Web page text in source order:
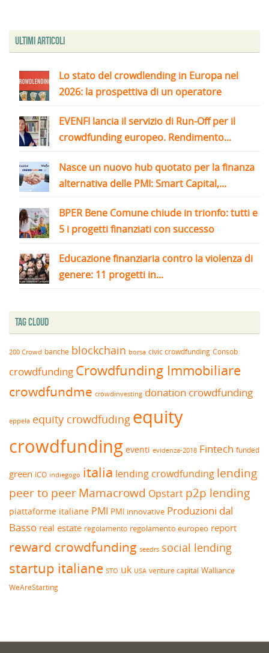
Ultimi articoli
Lo stato del crowdlending in Europa nel
2026: la prospettiva di un operatore
EVENFI lancia il servizio di Run-Off per il
crowdfunding europeo. Rendimento...
Nasce un nuovo hub quotato per la finanza
alternativa delle PMI: Smart Capital,...
BPER Bene Comune chiude in trionfo: tutti e
5 i progetti finanziati con successo
Educazione finanziaria contro la violenza di
genere: 11 progetti in...
Tag Cloud
200 Crowd banche blockchain borsa civic crowdfunding Consob
crowdfunding Crowdfunding Immobiliare
crowdfundme crowdinvesting donation crowdfunding
eppela equity crowdfuding equity
crowdfunding eventi evidenza-2018 Fintech funded
green ICO indiegogo italia lending crowdfunding lending
peer to peerMamacrowd Opstart p2p lending
piattaforme italiane PMI PMI innovative Produzioni dal
Basso real estate regolamento regolamento europeo report
reward crowdfunding seedrs social lending
startup italiane STO uk USA venture capital Walliance
WeAreStarting